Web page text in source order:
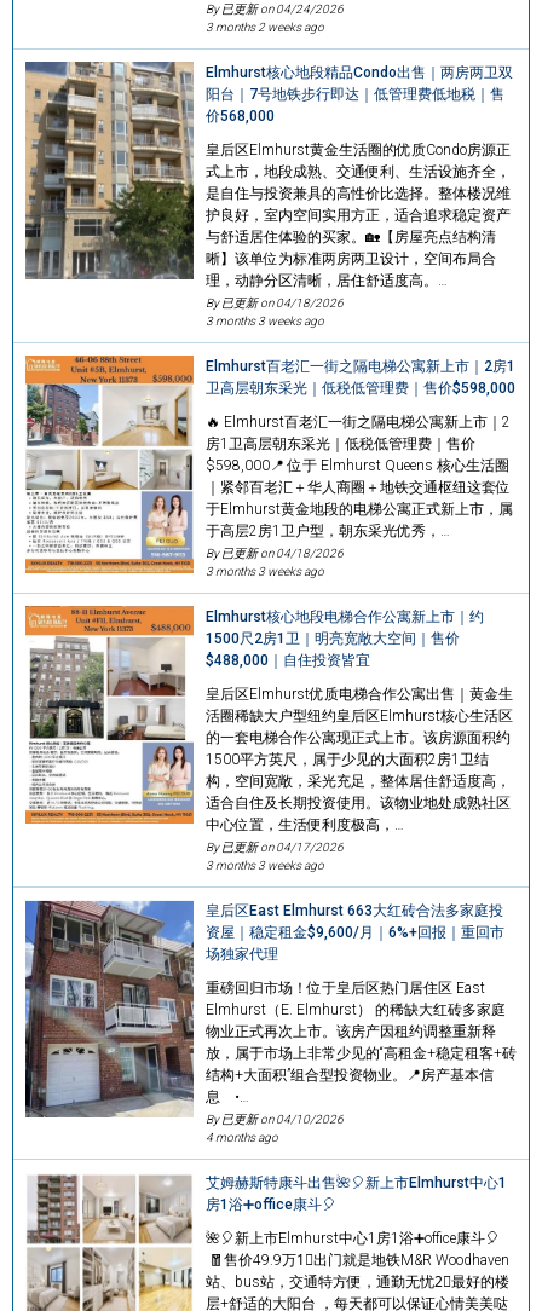
By 已更新 on04/24/2026
3 months 2 weeks ago
Elmhurst核心地段精品Condo出售｜两房两卫双
阳台｜7号地铁步行即达｜低管理费低地税｜售
价568,000
皇后区Elmhurst黄金生活圈的优质Condo房源正
式上市，地段成熟、交通便利、生活设施齐全，
是自住与投资兼具的高性价比选择。整体楼况维
护良好，室内空间实用方正，适合追求稳定资产
与舒适居住体验的买家。🏡【房屋亮点结构清
晰】该单位为标准两房两卫设计，空间布局合
理，动静分区清晰，居住舒适度高。…
By 已更新 on04/18/2026
3 months 3 weeks ago
Elmhurst百老汇一街之隔电梯公寓新上市｜2房1
卫高层朝东采光｜低税低管理费｜售价$598,000
🔥 Elmhurst百老汇一街之隔电梯公寓新上市｜2
房1卫高层朝东采光｜低税低管理费｜售价
$598,000📍 位于 Elmhurst Queens 核心生活圈
｜紧邻百老汇＋华人商圈＋地铁交通枢纽这套位
于Elmhurst黄金地段的电梯公寓正式新上市，属
于高层2房1卫户型，朝东采光优秀，…
By 已更新 on04/18/2026
3 months 3 weeks ago
Elmhurst核心地段电梯合作公寓新上市｜约
1500尺2房1卫｜明亮宽敞大空间｜售价
$488,000｜自住投资皆宜
皇后区Elmhurst优质电梯合作公寓出售｜黄金生
活圈稀缺大户型纽约皇后区Elmhurst核心生活区
的一套电梯合作公寓现正式上市。该房源面积约
1500平方英尺，属于少见的大面积2房1卫结
构，空间宽敞，采光充足，整体居住舒适度高，
适合自住及长期投资使用。该物业地处成熟社区
中心位置，生活便利度极高，…
By 已更新 on04/17/2026
3 months 3 weeks ago
皇后区East Elmhurst 663大红砖合法多家庭投
资屋｜稳定租金$9,600/月｜6%+回报｜重回市
场独家代理
重磅回归市场！位于皇后区热门居住区 East
Elmhurst（E. Elmhurst） 的稀缺大红砖多家庭
物业正式再次上市。该房产因租约调整重新释
放，属于市场上非常少见的“高租金+稳定租客+砖
结构+大面积”组合型投资物业。📍房产基本信
息 •…
By 已更新 on04/10/2026
4 months ago
艾姆赫斯特康斗出售🌺🎈新上市Elmhurst中心1
房1浴➕office康斗🎈
🌺🎈新上市Elmhurst中心1房1浴➕office康斗🎈
🧧售价49.9万1⃣️出门就是地铁M&R Woodhaven
站、bus站，交通特方便，通勤无忧2⃣️最好的楼
层+舒适的大阳台 ，每天都可以保证心情美美哒